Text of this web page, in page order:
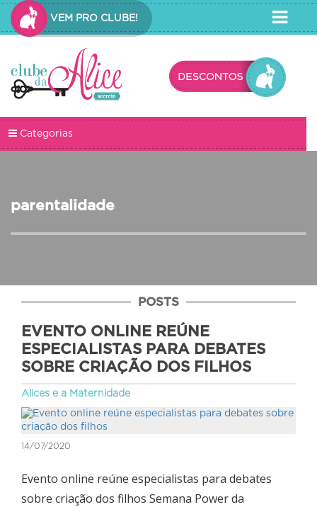
VEM PRO CLUBE!
Categorias
parentalidade
POSTS
EVENTO ONLINE REÚNE
ESPECIALISTAS PARA DEBATES
SOBRE CRIAÇÃO DOS FILHOS
Alices e a Maternidade
14/07/2020
Evento online reúne especialistas para debates
sobre criação dos filhos Semana Power da